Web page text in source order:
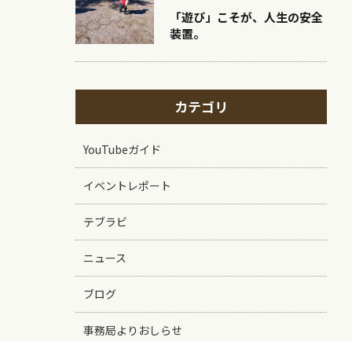
「遊び」こそが、人生の安全
装置。
カテゴリ
YouTubeガイド
イベントレポート
テブラビ
ニュース
ブログ
事務局よりおしらせ